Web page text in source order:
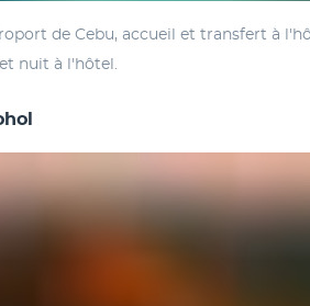
de Cebu, accueil et transfert à
nuit à l'hôtel.